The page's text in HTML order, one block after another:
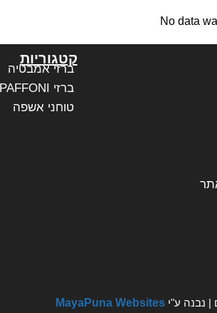
No data
קטגוריות
ברזי אמבטיה
ברזי PAFFONI איטליה
טוחני אשפה
| נבנה ע"י MayaPuna Websites